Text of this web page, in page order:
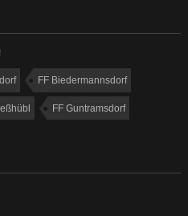
FF Biedermannsdorf
FF Guntramsdorf